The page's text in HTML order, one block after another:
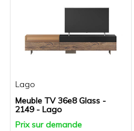
Lago
Meuble TV 36e8 Glass -
2149 - Lago
Prix sur demande